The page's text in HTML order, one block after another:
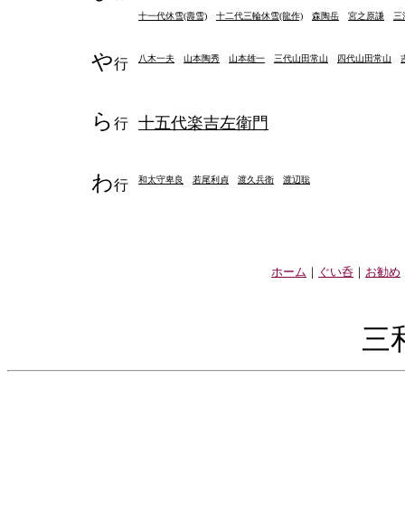
十一代休雪(壽雪) 十二代三輪休雪(龍作) 森陶岳 宮之原謙 三
や行 八木一夫 山本陶秀 山本雄一 三代山田常山 四代山田常山
ら 行 十五代楽吉左衛門
わ行 和太守卑良 若尾利貞 渡久兵衛 渡辺聡
ホーム ｜ ぐい呑 ｜ お勧め
三